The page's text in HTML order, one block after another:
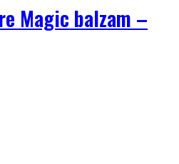
Magic balzam –